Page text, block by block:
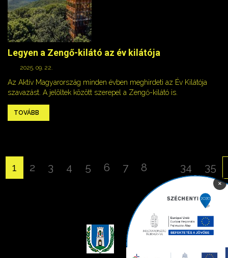
Legyen a Zengő-kilátó az év kilátója
2025. 09. 22.
Az Aktív Magyarország minden évben meghirdeti az Év Kilátója
szavazást. A jelöltek között szerepel a Zengő-kilátó is.
TOVÁBB
1 2 3 4 5 6 7 8 34 35
×